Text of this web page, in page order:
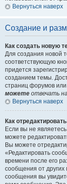
Вернуться наверх
Создание и
Как создать новую
Для создания новой
соответствующую
придется
созданием темы.
страниц форумов или
можете отвечать
Вернуться наверх
Как
Если вы не
можете
Вы можете
«Редактировать
времени после его
сообщения от других
сообщения вы